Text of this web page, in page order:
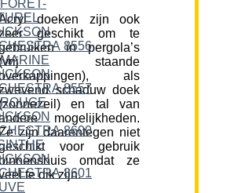
doeken zijn ook
geschikt om te
in pergola’s
(vrij staande
als
schaduw doek
(zonnezeil) en tal van
mogelijkheden.
zijn daarentegen niet
voor gebruik
omdat ze
te dik zijn.